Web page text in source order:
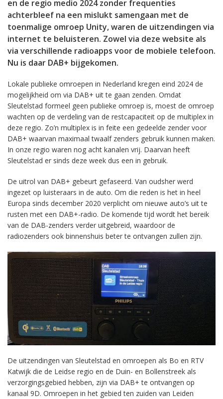
en de regio medio 2024 zonder frequenties
achterbleef na een mislukt samengaan met de
toenmalige omroep Unity, waren de uitzendingen via
internet te beluisteren. Zowel via deze website als
via verschillende radioapps voor de mobiele telefoon.
Nu is daar DAB+ bijgekomen.
Lokale publieke omroepen in Nederland kregen eind 2024 de
mogelijkheid om via DAB+ uit te gaan zenden. Omdat
Sleutelstad formeel geen publieke omroep is, moest de omroep
wachten op de verdeling van de restcapaciteit op de multiplex in
deze regio. Zo’n multiplex is in feite een gedeelde zender voor
DAB+ waarvan maximaal twaalf zenders gebruik kunnen maken.
In onze regio waren nog acht kanalen vrij. Daarvan heeft
Sleutelstad er sinds deze week dus een in gebruik.
De uitrol van DAB+ gebeurt gefaseerd. Van oudsher werd
ingezet op luisteraars in de auto. Om die reden is het in heel
Europa sinds december 2020 verplicht om nieuwe auto’s uit te
rusten met een DAB+-radio. De komende tijd wordt het bereik
van de DAB-zenders verder uitgebreid, waardoor de
radiozenders ook binnenshuis beter te ontvangen zullen zijn.
De uitzendingen van Sleutelstad en omroepen als Bo en RTV
Katwijk die de Leidse regio en de Duin- en Bollenstreek als
verzorgingsgebied hebben, zijn via DAB+ te ontvangen op
kanaal 9D. Omroepen in het gebied ten zuiden van Leiden